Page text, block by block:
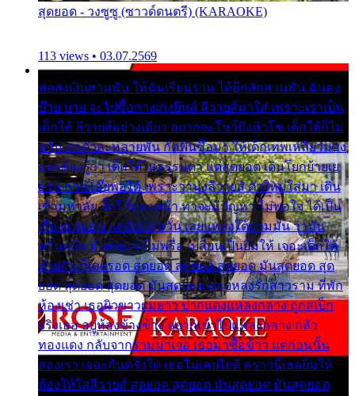
สุดยอด - วงซูซู (ซาวด์ดนตรี) (KARAOKE)
113 views • 03.07.2569
พ่อส่งเงินสามพัน ให้ฉันเรียนราม ได้อีกสักสามพัน ฉันคง
บ๊าย บาย จะไปซื้อกางเกงยีนส์ ลีวายส์มาใส่ เพราะเราเป็น
เด็กใต้ ลีวายส์อย่างเดียว อยากจะโชว์ถึงหิวโซ เด็กใต้ก็ไม่
หวั่น ตกตัวละหลายพัน กัดฟันซื้อมา ให้เด็กเทพเหลียวมอง
และต้องรู้ว่า เด็กใต้ไม่ธรรมดา แต่สุดยอด เดินโยกย้ายเย
ยวน กวนโอ๊ยพอได้ เพราะว่านุ่งลีวายส์ ตัวใหม่ใส่มา เดิน
เข้ามหาลัย จิ๊กโก๊มองหน้า ท่าจะมีปัญหา ไม่พอใจ ได้เป็น
เรื่องแน่นอน แต่ฉันไม่หวั่น เลยแหลงใต้ถามมัน ว่ามัน
พรั่นพรือ มันตอบว่าไม่พรื่อ เปลี่ยนเป็นยิ้มให้ เจอะเด็กใต้
ด้วยกัน ก็เลยรอด สุดยอด สุดยอด สุดยอด มันสุดยอด สุด
ยอด สุดยอด สุดยอด มันสุดยอด แอบหลงรักสาวราม ที่พัก
ห้องเช่า เธอผิวขาวผมยาว ปากแดงแหลงกลาง ถูกสเป็ก
จริงเธอ อยู่ห้องข้างข้าง อยากเข้าไปแหลงกลาง กลัว
ทองแดง กลับจากรามมาเจอ เธอมาซื้อข้าว แต่ก่อนนั้น
สองเรา เจอะกันครั้งใด เธอไม่เคยไยดี คราวนี้เธอยิ้มให้
ต้องให้ใส่ลีวายส์ สุดยอด สุดยอด มันสุดยอด มันสุดยอด